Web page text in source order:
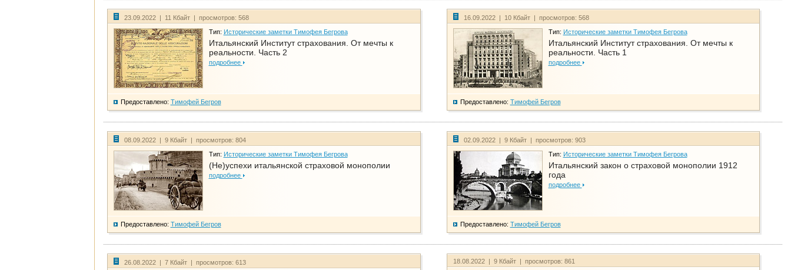
23.09.2022 | 11 Кбайт | просмотров: 568
Тип: Исторические заметки Тимофея Бегрова
Итальянский Институт страхования. От мечты к
реальности. Часть 2
подробнее
Предоставлено: Тимофей Бегров
16.09.2022 | 10 Кбайт | просмотров: 568
Тип: Исторические заметки Тимофея Бегрова
Итальянский Институт страхования. От мечты к
реальности. Часть 1
подробнее
Предоставлено: Тимофей Бегров
08.09.2022 | 9 Кбайт | просмотров: 804
Тип: Исторические заметки Тимофея Бегрова
(Не)успехи итальянской страховой монополии
подробнее
Предоставлено: Тимофей Бегров
02.09.2022 | 9 Кбайт | просмотров: 903
Тип: Исторические заметки Тимофея Бегрова
Итальянский закон о страховой монополии 1912
года
подробнее
Предоставлено: Тимофей Бегров
26.08.2022 | 7 Кбайт | просмотров: 613 18.08.2022 | 9 Кбайт | просмотров: 861